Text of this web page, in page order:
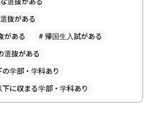
抜がある
がある # 帰国生入試がある
選抜がある
学部・学科あり
に収まる学部・学科あり